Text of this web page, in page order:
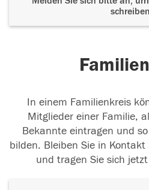
schreiben
In einem Familienkreis
Mitglieder einer Familie,
Bekannte eintragen und
bilden. Bleiben Sie in
und tragen Sie sich